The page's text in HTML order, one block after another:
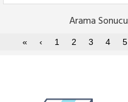
Arama Sonucu
« ‹ 1 2 3 4 5